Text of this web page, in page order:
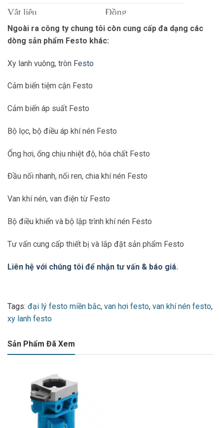
Vật liệu Đồng
Ngoài ra công ty chung tôi còn cung cấp đa dạng các
dòng sản phẩm Festo khác:
Xy lanh vuông, tròn Festo
Cảm biến tiệm cận Festo
Cảm biến áp suất Festo
Bộ lọc, bộ điều áp khí nén Festo
Ống hơi, ống chịu nhiệt độ, hóa chất Festo
Đầu nối nhanh, nối ren, chia khí nén Festo
Van khí nén, van điện từ Festo
Bộ điều khiển và bộ lập trình khí nén Festo
Tư vấn cung cấp thiết bị và lắp đặt sản phẩm Festo
Liên hệ với chúng tôi để nhận tư vấn & báo giá.
Tags: đại lý festo miền bắc, van hơi festo, van khí nén festo,
xy lanh festo
Sản Phẩm Đã Xem